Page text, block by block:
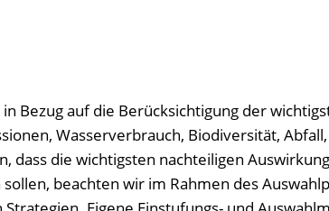
Bezug auf die Berücksichtigung der
Wasserverbrauch, Biodiversität, Abfall,
dass die wichtigsten nachteiligen
beachten wir im Rahmen des